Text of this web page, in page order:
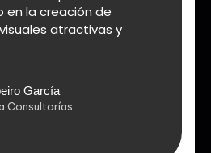
en la creación de
atractivas y
García
Consultorías